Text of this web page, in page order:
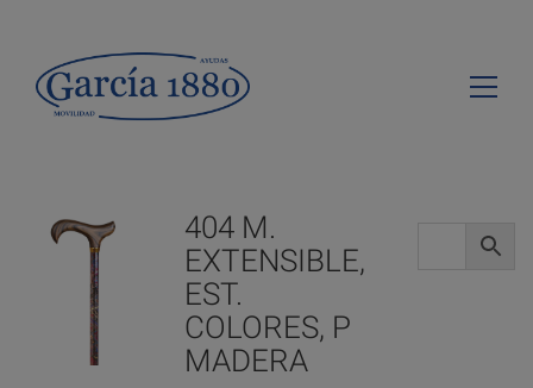
404 M.
EXTENSIBLE,
EST.
COLORES, P
MADERA